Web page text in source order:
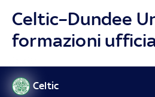
Celtic–Dundee
formazioni
Celtic